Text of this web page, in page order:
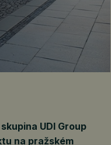
UDI Group
na pražském